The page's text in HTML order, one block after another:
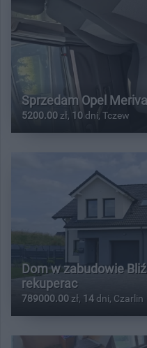
Sprzedam Opel Meriva
5200.00 zł, 10 dni, Tczew
Dom w zabudowie
rekuperac
789000.00 zł, 14 dni, Czarlin